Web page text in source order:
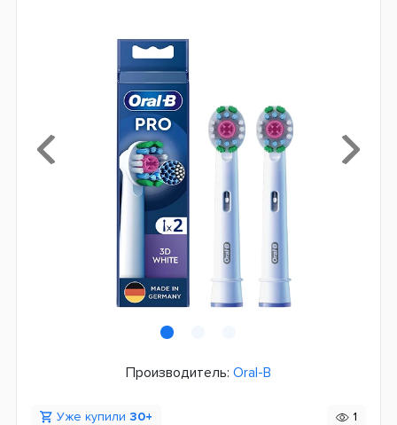
Производитель: Oral-B
Уже купили 30+ 1